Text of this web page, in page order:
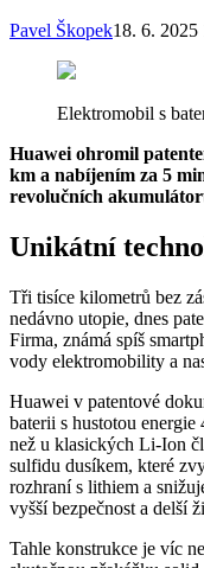
Pavel Škopek18. 6. 2025
Elektromobil s
Huawei ohromil
km a nabíjením za 5
revolučních
Unikátní
Tři tisíce kilometrů bez
nedávno utopie, dnes
Firma, známá spíš
vody elektromobility a
Huawei v patentové
baterii s hustotou
než u klasických Li-Ion
sulfidu dusíkem, které
rozhraní s lithiem a
vyšší bezpečnost a delší
Tahle konstrukce je víc